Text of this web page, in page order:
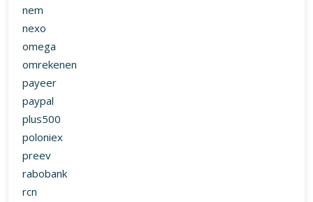
nem
nexo
omega
omrekenen
payeer
paypal
plus500
poloniex
preev
rabobank
rcn